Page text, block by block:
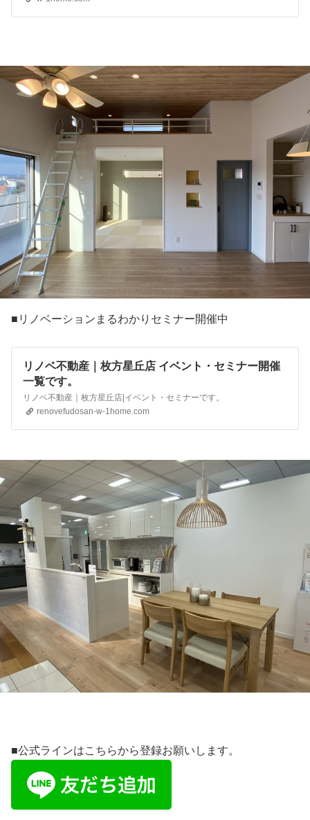
■リノベーションまるわかりセミナー開催中
リノベ不動産｜枚方星丘店 イベント・セミナー開催
一覧です。
リノベ不動産｜枚方星丘店|イベント・セミナーです。
renovefudosan-w-1home.com
■公式ラインはこちらから登録お願いします。